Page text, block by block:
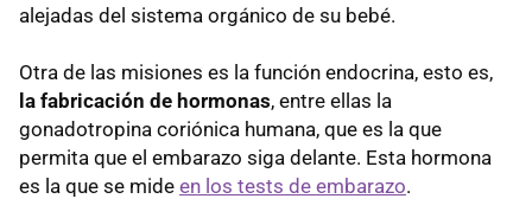
alejadas del sistema orgánico de su bebé.
Otra de las misiones es la función endocrina, esto es,
la fabricación de hormonas, entre ellas la
gonadotropina coriónica humana, que es la que
permita que el embarazo siga delante. Esta hormona
es la que se mide en los tests de embarazo.